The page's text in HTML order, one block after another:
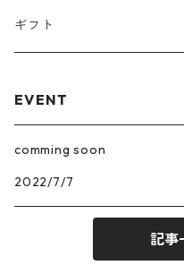
コンフィズリー
ギフト
EVENT
comming soon
2022/7/7
記事